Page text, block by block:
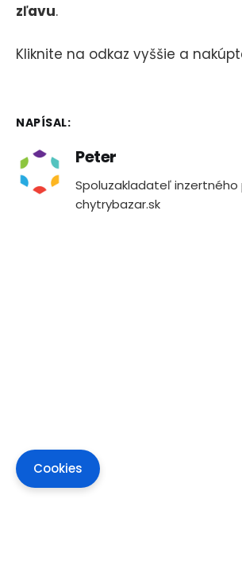
Cookies
zľavu.
Kliknite na odkaz vyššie a
NAPÍSAL:
Peter
Spoluzakladateľ inzertného
chytrybazar.sk